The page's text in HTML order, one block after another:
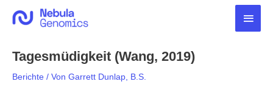
Inhalt
Tagesmüdigkeit (Wang, 2019)
Berichte / Von Garrett Dunlap, B.S.